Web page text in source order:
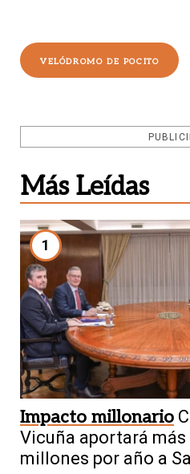
VELÓDROMO DE POCITO
Más Leídas
1
Impacto millonario
Vicuña aportará más
millones por año a